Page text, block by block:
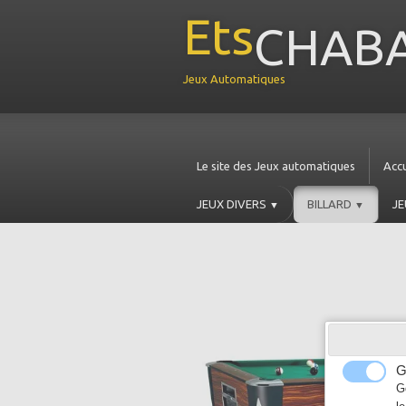
Ets
Jeux Automatiques
Le site des Jeux automatiques
JEUX DIVERS ▼ BILLARD ▼